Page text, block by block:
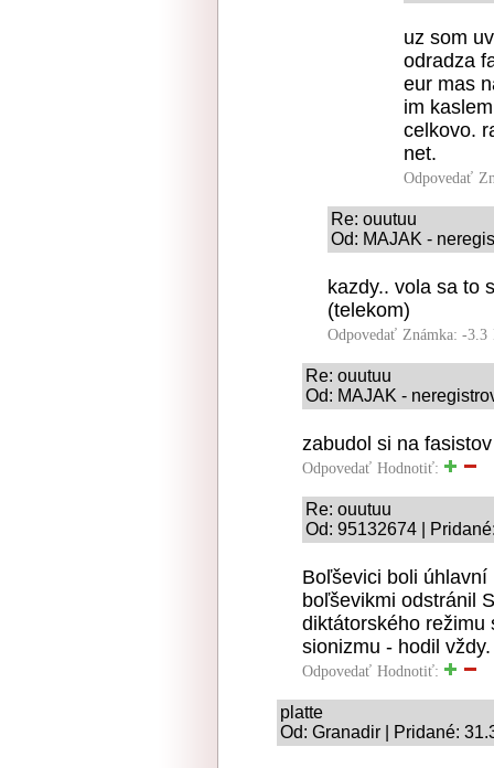
uz som
odradza
eur mas
im
celkovo.
net.
Odpovedať
Re: ouutuu
Od: MAJAK -
kazdy.. vola sa to
(telekom)
Odpovedať Známka: -3.3
Re: ouutuu
Od: MAJAK -
zabudol si na fasistov
Odpovedať Hodnotiť:
Re: ouutuu
Od: 95132674 |
Boľševici boli
boľševikmi odstránil
diktátorského režimu
sionizmu - hodil vždy.
Odpovedať Hodnotiť:
platte
Od: Granadir | Pridané: